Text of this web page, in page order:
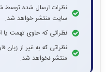
نظرات ارسال شده توسط
سایت منتشر خواهد شد.
نظراتی که حاوی تهمت یا
نظراتی که به غیر از زبان
منتشر نخواهد شد.